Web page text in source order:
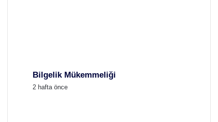
Bilgelik Mükemmeliği
2 hafta önce